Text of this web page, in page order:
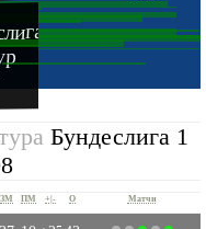
1 2007-2008
Бундеслига 1
ЗМ ПМ +|- О Матчи